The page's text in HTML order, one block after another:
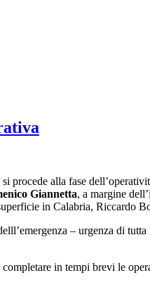
procede alla fase
Giannetta, a margine
in Calabria, Riccardo
– urgenza di tutta
in tempi brevi le